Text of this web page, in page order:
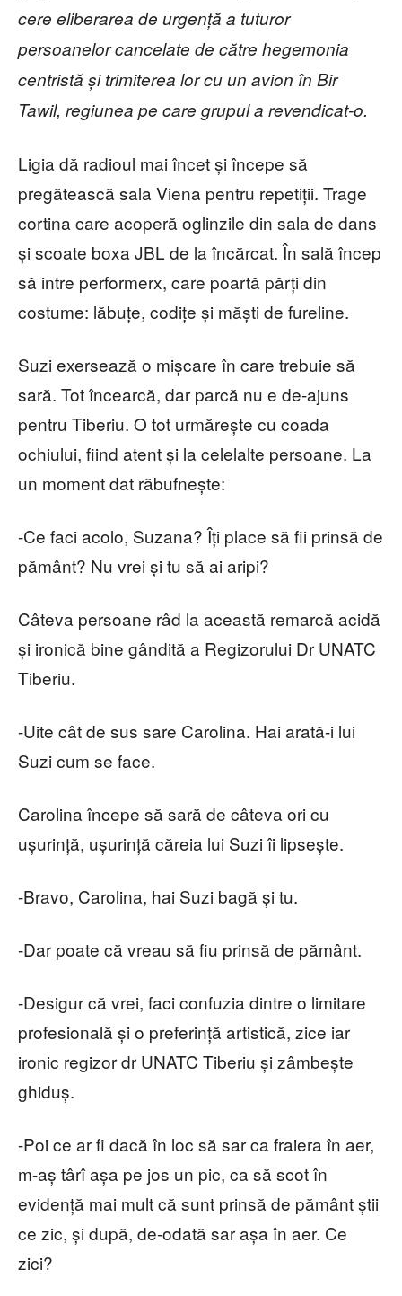
cere eliberarea de urgență a tuturor
persoanelor cancelate de către hegemonia
centristă și trimiterea lor cu un avion în Bir
Tawil, regiunea pe care grupul a revendicat-o.
Ligia dă radioul mai încet și începe să
pregătească sala Viena pentru repetiții. Trage
cortina care acoperă oglinzile din sala de dans
și scoate boxa JBL de la încărcat. În sală încep
să intre performerx, care poartă părți din
costume: lăbuțe, codițe și măști de fureline.
Suzi exersează o mișcare în care trebuie să
sară. Tot încearcă, dar parcă nu e de-ajuns
pentru Tiberiu. O tot urmărește cu coada
ochiului, fiind atent și la celelalte persoane. La
un moment dat răbufnește:
-Ce faci acolo, Suzana? Îți place să fii prinsă de
pământ? Nu vrei și tu să ai aripi?
Câteva persoane râd la această remarcă acidă
și ironică bine gândită a Regizorului Dr UNATC
Tiberiu.
-Uite cât de sus sare Carolina. Hai arată-i lui
Suzi cum se face.
Carolina începe să sară de câteva ori cu
ușurință, ușurință căreia lui Suzi îi lipsește.
-Bravo, Carolina, hai Suzi bagă și tu.
-Dar poate că vreau să fiu prinsă de pământ.
-Desigur că vrei, faci confuzia dintre o limitare
profesională și o preferință artistică, zice iar
ironic regizor dr UNATC Tiberiu și zâmbește
ghiduș.
-Poi ce ar fi dacă în loc să sar ca fraiera în aer,
m-aș târî așa pe jos un pic, ca să scot în
evidență mai mult că sunt prinsă de pământ știi
ce zic, și după, de-odată sar așa în aer. Ce
zici?